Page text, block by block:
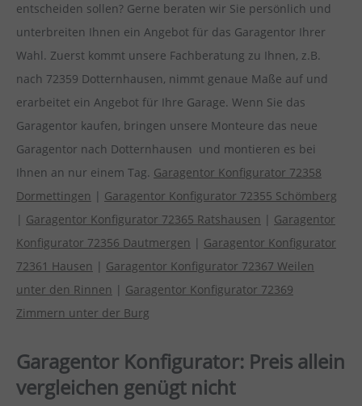
entscheiden sollen? Gerne beraten wir Sie persönlich und
unterbreiten Ihnen ein Angebot für das Garagentor Ihrer
Wahl. Zuerst kommt unsere Fachberatung zu Ihnen, z.B.
nach 72359 Dotternhausen, nimmt genaue Maße auf und
erarbeitet ein Angebot für Ihre Garage. Wenn Sie das
Garagentor kaufen, bringen unsere Monteure das neue
Garagentor nach Dotternhausen und montieren es bei
Ihnen an nur einem Tag. Garagentor Konfigurator 72358
Dormettingen | Garagentor Konfigurator 72355 Schömberg
| Garagentor Konfigurator 72365 Ratshausen | Garagentor
Konfigurator 72356 Dautmergen | Garagentor Konfigurator
72361 Hausen | Garagentor Konfigurator 72367 Weilen
unter den Rinnen | Garagentor Konfigurator 72369
Zimmern unter der Burg
Garagentor Konfigurator: Preis allein
vergleichen genügt nicht